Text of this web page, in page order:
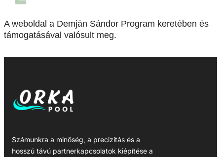
A weboldal a Demján Sándor Program keretében és
támogatásával valósult meg.
Számunkra a minőség, a precizitás és a
hosszú távú partnerkapcsolatok kiépítése a